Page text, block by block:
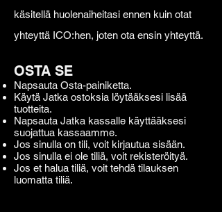
käsitellä huolenaiheitasi ennen kuin otat
yhteyttä ICO:hen, joten ota ensin yhteyttä.
OSTA SE
Napsauta Osta-painiketta.
Käytä Jatka ostoksia löytääksesi lisää
tuotteita.
Napsauta Jatka kassalle käyttääksesi
suojattua kassaamme.
Jos sinulla on tili, voit kirjautua sisään.
Jos sinulla ei ole tiliä, voit rekisteröityä.
Jos et halua tiliä, voit tehdä tilauksen
luomatta tiliä.